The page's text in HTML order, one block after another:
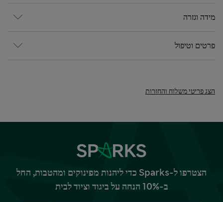
מידה וגזרה
פרטים וטיפול
הצג פריטי משלוח והחזרות
הצטרפו ל-Sparks כדי ליהנות מפינוקים ומהטבות, החל
ב-10% הנחה על ביגוד וציוד לבית